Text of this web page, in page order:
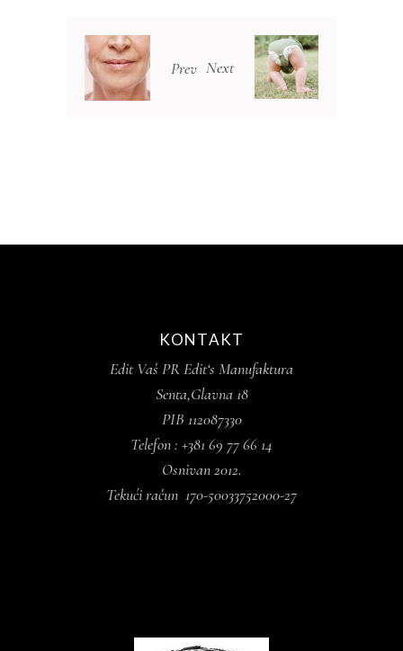
Prev Next
KONTAKT
Edit Vaš PR Edit‘s Manufaktura
Senta,Glavna 18
PIB 112087330
Telefon : +381 69 77 66 14
Osnivan 2012.
Tekući račun 170-50033752000-27